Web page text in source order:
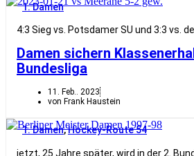
1. Damen
4:3 Sieg vs. Potsdamer SU und 3:3 vs.
Damen sichern
Bundesliga
11. Feb.. 2023
von Frank Haustein
1. Damen,Hockey-Route 54
jetzt, 25 Jahre später, wird in der 2.